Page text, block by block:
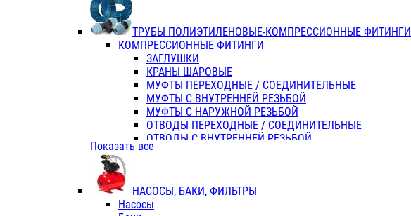
Отвертки
Хоз. инвентарь
ЭЛ. ИНСТРУМЕНТ OASIS
ТРУБЫ ПОЛИЭТИЛЕНОВЫЕ-КОМПРЕССИОННЫЕ ФИТИНГИ
КОМПРЕССИОННЫЕ ФИТИНГИ
ЗАГЛУШКИ
КРАНЫ ШАРОВЫЕ
МУФТЫ ПЕРЕХОДНЫЕ / СОЕДИНИТЕЛЬНЫЕ
МУФТЫ С ВНУТРЕННЕЙ РЕЗЬБОЙ
МУФТЫ С НАРУЖНОЙ РЕЗЬБОЙ
ОТВОДЫ ПЕРЕХОДНЫЕ / СОЕДИНИТЕЛЬНЫЕ
ОТВОДЫ С ВНУТРЕННЕЙ РЕЗЬБОЙ
ОТВОДЫ С НАРУЖНОЙ РЕЗЬБОЙ
ТРОЙНИКИ ПЕРЕХОДНЫЕ / СОЕДИНИТЕЛЬНЫЕ
ТРОЙНИКИ С ВНУТРЕННЕЙ РЕЗЬБОЙ
Показать все
НАСОСЫ, БАКИ, ФИЛЬТРЫ
Насосы